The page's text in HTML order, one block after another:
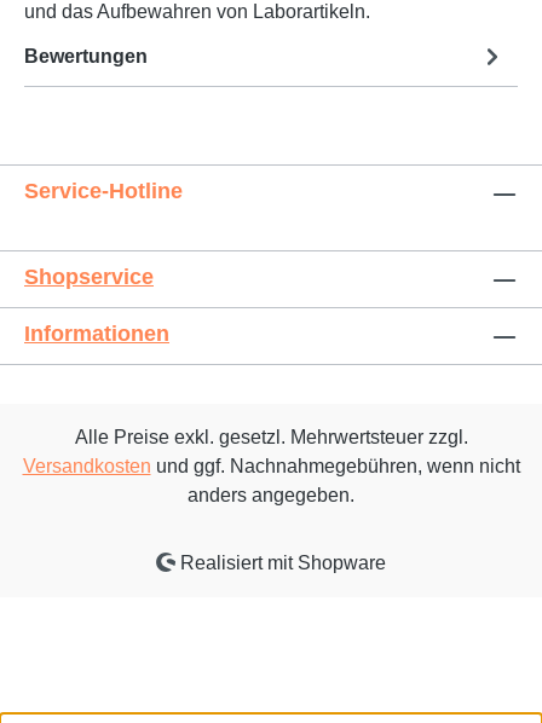
und das Aufbewahren von Laborartikeln.
Bewertungen
Service-Hotline
Shopservice
Informationen
Alle Preise exkl. gesetzl. Mehrwertsteuer zzgl.
Versandkosten und ggf. Nachnahmegebühren, wenn nicht
anders angegeben.
Realisiert mit Shopware